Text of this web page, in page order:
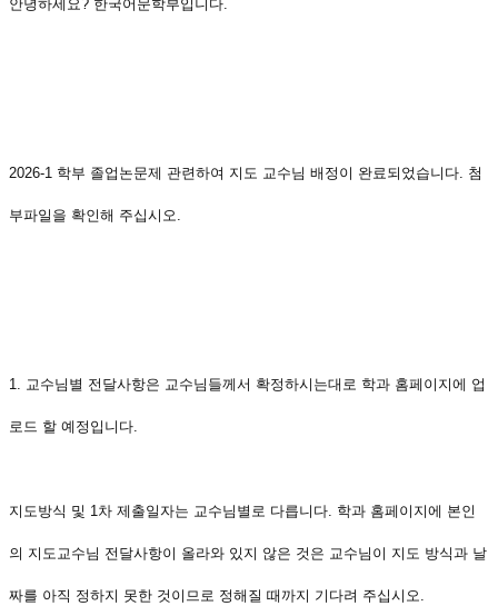
안녕하세요? 한국어문학부입니다.
2026-1 학부 졸업논문제 관련하여 지도 교수님 배정이 완료되었습니다. 첨
부파일을 확인해 주십시오.
1. 교수님별 전달사항은 교수님들께서 확정하시는대로 학과 홈페이지에 업
로드 할 예정입니다.
지도방식 및 1차 제출일자는 교수님별로 다릅니다. 학과 홈페이지에 본인
의 지도교수님 전달사항이 올라와 있지 않은 것은 교수님이 지도 방식과 날
짜를 아직 정하지 못한 것이므로 정해질 때까지 기다려 주십시오.